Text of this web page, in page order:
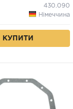
430.090
Німеччина
КУПИТИ